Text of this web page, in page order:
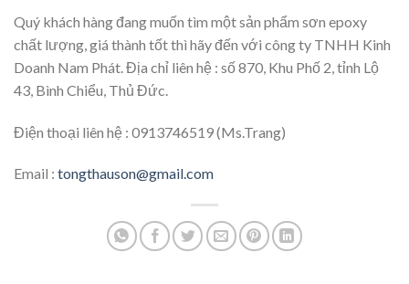
Quý khách hàng đang muốn tìm một sản phẩm sơn epoxy
chất lượng, giá thành tốt thì hãy đến với công ty TNHH Kinh
Doanh Nam Phát. Địa chỉ liên hệ : số 870, Khu Phố 2, tỉnh Lộ
43, Bình Chiểu, Thủ Đức.
Điện thoại liên hệ : 0913746519 (Ms.Trang)
Email : tongthauson@gmail.com